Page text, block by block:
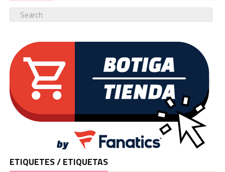
ETIQUETES / ETIQUETAS